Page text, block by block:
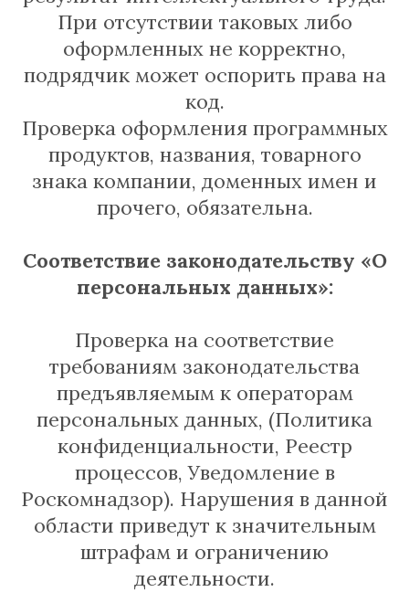
При отсутствии таковых либо
оформленных не корректно,
подрядчик может оспорить права на
код.
Проверка оформления программных
продуктов, названия, товарного
знака компании, доменных имен и
прочего, обязательна.
Соответствие законодательству «О
персональных данных»:
Проверка на соответствие
требованиям законодательства
предъявляемым к операторам
персональных данных, (Политика
конфиденциальности, Реестр
процессов, Уведомление в
Роскомнадзор). Нарушения в данной
области приведут к значительным
штрафам и ограничению
деятельности.